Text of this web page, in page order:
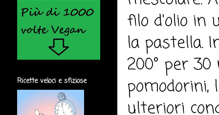
filo d'olio in
la pastella.
200° per
pomodorini,
ulteriori
Ricette veloci e sfiziose